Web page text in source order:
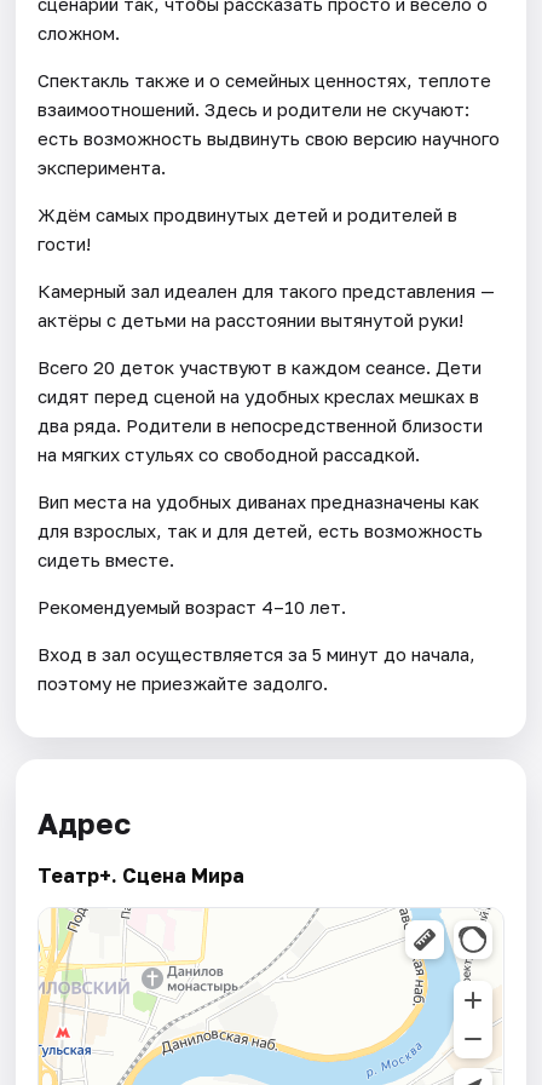
сложном.
Спектакль также и о семейных ценностях, теплоте
взаимоотношений. Здесь и родители не скучают:
есть возможность выдвинуть свою версию научного
эксперимента.
Ждём самых продвинутых детей и родителей в
гости!
Камерный зал идеален для такого представления —
актёры с детьми на расстоянии вытянутой руки!
Всего 20 деток участвуют в каждом сеансе. Дети
сидят перед сценой на удобных креслах мешках в
два ряда. Родители в непосредственной близости
на мягких стульях со свободной рассадкой.
Вип места на удобных диванах предназначены как
для взрослых, так и для детей, есть возможность
сидеть вместе.
Рекомендуемый возраст 4–10 лет.
Вход в зал осуществляется за 5 минут до начала,
поэтому не приезжайте задолго.
Адрес
Театр+. Сцена Мира